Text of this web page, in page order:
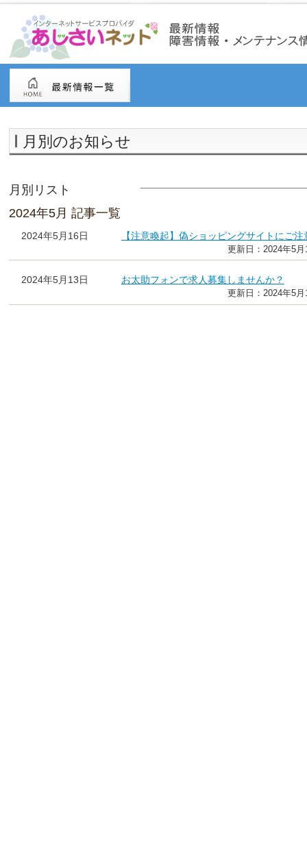
月別のお知らせ
月別リスト
2024年5月 記事一覧
2024年5月16日 【注意喚起】偽ショッピングサイトにご
更新日：2024年5
2024年5月13日 お太助フォンで求人募集しませんか？
更新日：2024年5